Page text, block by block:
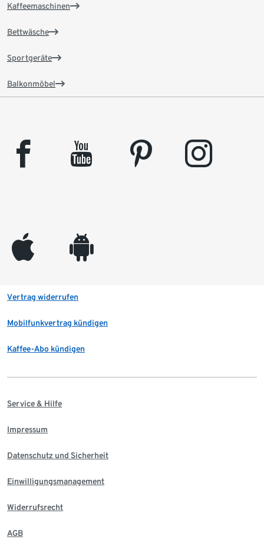
Kaffeemaschinen
Bettwäsche
Sportgeräte
Balkonmöbel
facebook youtube pinterest instagram
appleinc android
Vertrag widerrufen
Mobilfunkvertrag kündigen
Kaffee-Abo kündigen
Service & Hilfe
Impressum
Datenschutz und Sicherheit
Einwilligungsmanagement
Widerrufsrecht
AGB